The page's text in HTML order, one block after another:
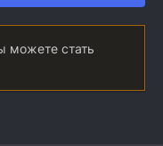
можете стать